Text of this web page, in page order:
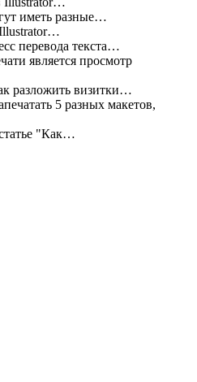
иметь разные…
Illustrator…
перевода текста…
является просмотр
разложить визитки…
5 разных макетов,
"Как…